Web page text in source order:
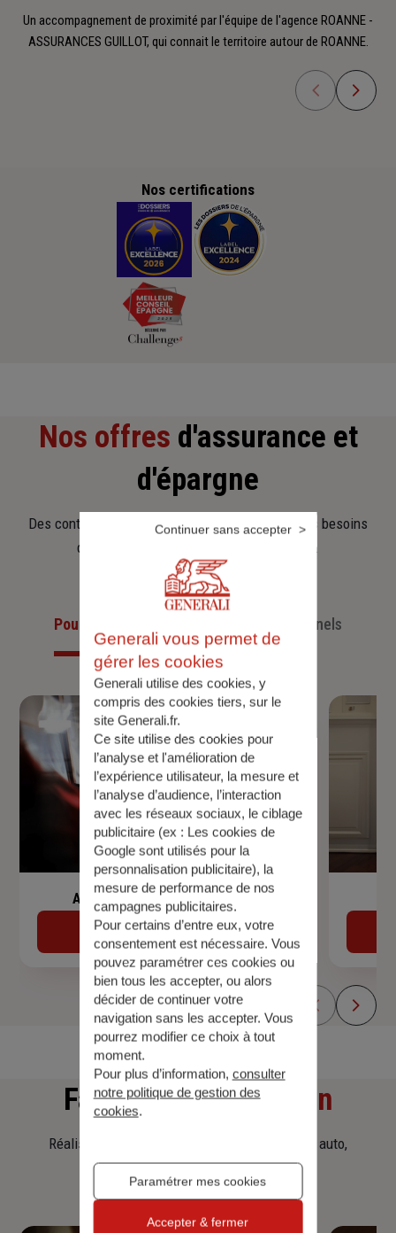
Un accompagnement de proximité par l'équipe de l'agence ROANNE -
ASSURANCES GUILLOT, qui connait le territoire autour de ROANNE.
Nos certifications
Nos offres d'assurance et
d'épargne
Des contrats clairs et flexibles pour sécuriser vos besoins
d’aujourd’hui et anticiper ceux de demain.
Pour les particuliers Pour les professionnels
Assurance de prêt immobilier
Découvrir
Faitesune simulation
Réalisez une simulation tarifaire d'assurance, auto,
habitation, prêt immobilier.
Generali vous permet de
gérer les cookies
Generali utilise des cookies, y
compris des cookies tiers, sur le
site Generali.fr.
Ce site utilise des cookies pour
l’analyse et l'amélioration de
l’expérience utilisateur, la mesure et
l’analyse d’audience, l’interaction
avec les réseaux sociaux, le ciblage
publicitaire (ex : Les cookies de
Google sont utilisés pour la
personnalisation publicitaire), la
mesure de performance de nos
campagnes publicitaires.
Pour certains d’entre eux, votre
consentement est nécessaire. Vous
pouvez paramétrer ces cookies ou
bien tous les accepter, ou alors
décider de continuer votre
navigation sans les accepter. Vous
pourrez modifier ce choix à tout
moment.
Pour plus d’information, consulter
notre politique de gestion des
cookies.
Paramétrer mes cookies
Continuer sans accepter
Accepter & fermer